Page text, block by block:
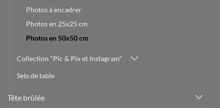
Photos à encadrer
Photos en 25x25 cm
Photos en 50x50 cm
Collection "Pic & Pix et Instagram"
Sets de table
Tête brûlée